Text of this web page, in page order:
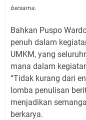
bersama.
Bahkan Puspo
penuh dalam
UMKM, yang
mana dalam
“Tidak kurang dari
lomba penulisan
menjadikan
berkarya.